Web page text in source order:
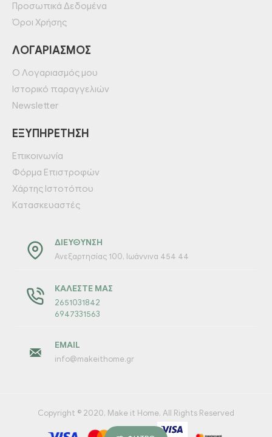
Προσωπικά Δεδομένα
Όροι Χρήσης
ΛΟΓΑΡΙΑΣΜΌΣ
Ο Λογαριασμός μου
Ιστορικό παραγγελιών
Newsletter
ΕΞΥΠΗΡΈΤΗΣΗ
Επικοινωνία
Φόρμα Επιστροφών
Χάρτης Ιστοτόπου
Κατασκευαστές
ΔΙΕΎΘΥΝΣΗ
Ανεξαρτησίας 100, Ιωάννινα 454 44
ΚΑΛΈΣΤΕ ΜΑΣ
2651031842
6947331563
EMAIL
info@makeithome.gr
Copyright © 2020, Make it Home, All Rights Reserved